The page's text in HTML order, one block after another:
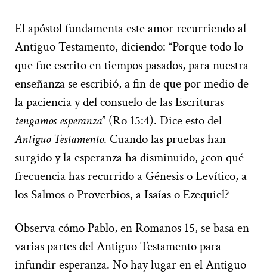
El apóstol fundamenta este amor recurriendo al
Antiguo Testamento, diciendo: “Porque todo lo
que fue escrito en tiempos pasados, para nuestra
enseñanza se escribió, a fin de que por medio de
la paciencia y del consuelo de las Escrituras
tengamos esperanza” (Ro 15:4). Dice esto del
Antiguo Testamento. Cuando las pruebas han
surgido y la esperanza ha disminuido, ¿con qué
frecuencia has recurrido a Génesis o Levítico, a
los Salmos o Proverbios, a Isaías o Ezequiel?
Observa cómo Pablo, en Romanos 15, se basa en
varias partes del Antiguo Testamento para
infundir esperanza. No hay lugar en el Antiguo